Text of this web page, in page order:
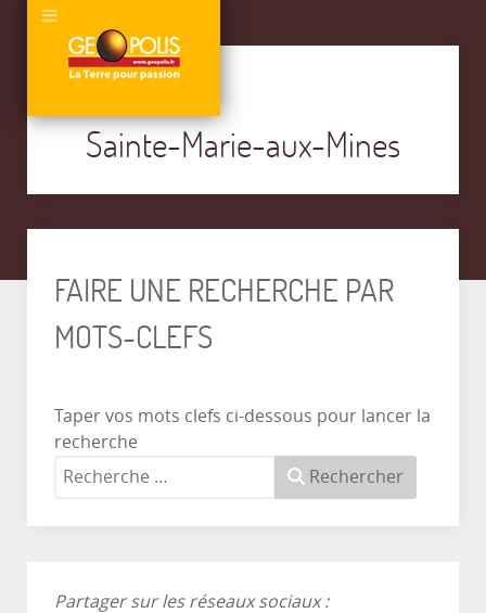
Sainte-Marie-aux-Mines
FAIRE UNE RECHERCHE PAR
MOTS-CLEFS
Taper vos mots clefs ci-dessous pour lancer la
recherche
Rechercher
Partager sur les réseaux sociaux :